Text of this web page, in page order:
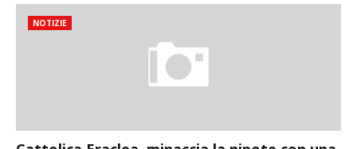
NOTIZIE